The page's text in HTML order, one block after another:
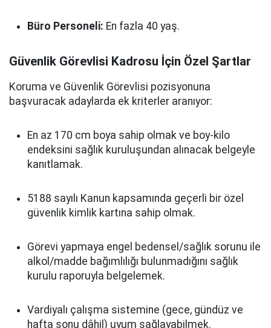
Büro Personeli: En fazla 40 yaş.
Güvenlik Görevlisi Kadrosu İçin Özel Şartlar
Koruma ve Güvenlik Görevlisi pozisyonuna
başvuracak adaylarda ek kriterler aranıyor:
En az 170 cm boya sahip olmak ve boy-kilo
endeksini sağlık kuruluşundan alınacak belgeyle
kanıtlamak.
5188 sayılı Kanun kapsamında geçerli bir özel
güvenlik kimlik kartına sahip olmak.
Görevi yapmaya engel bedensel/sağlık sorunu ile
alkol/madde bağımlılığı bulunmadığını sağlık
kurulu raporuyla belgelemek.
Vardiyalı çalışma sistemine (gece, gündüz ve
hafta sonu dâhil) uyum sağlayabilmek.